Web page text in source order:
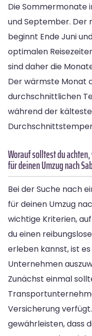
Die Sommermonate
und September. Der
beginnt Ende Juni
optimalen
sind daher die
Der wärmste Monat
durchschnittlichen
während der
Worauf solltest du
für deinen Umzug nach
Bei der Suche nach
für deinen Umzug
wichtige Kriterien,
du einen
erleben kannst, ist
Unternehmen
Zunächst einmal
Versicherung
gewährleisten, dass